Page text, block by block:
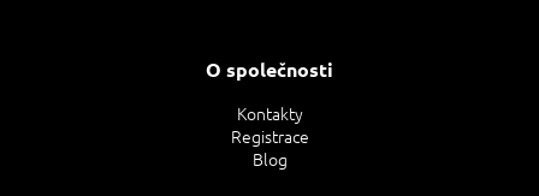
O společnosti
Kontakty
Registrace
Blog